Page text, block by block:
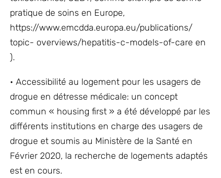
pratique de soins en Europe,
https://www.emcdda.europa.eu/publications/
topic- overviews/hepatitis-c-models-of-care en
).
• Accessibilité au logement pour les usagers de
drogue en détresse médicale: un concept
commun « housing first » a été développé par les
différents institutions en charge des usagers de
drogue et soumis au Ministère de la Santé en
Février 2020, la recherche de logements adaptés
est en cours.